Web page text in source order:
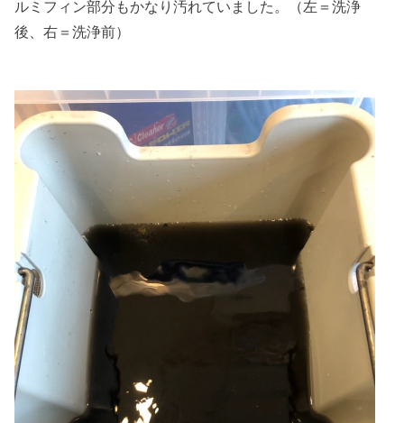
ルミフィン部分もかなり汚れていました。（左＝洗浄
後、右＝洗浄前）